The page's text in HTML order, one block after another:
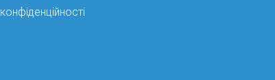
конфіденційності